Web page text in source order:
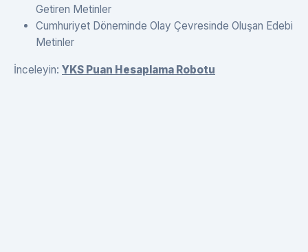
Getiren Metinler
Cumhuriyet Döneminde Olay Çevresinde Oluşan Edebi
Metinler
İnceleyin: YKS Puan Hesaplama Robotu